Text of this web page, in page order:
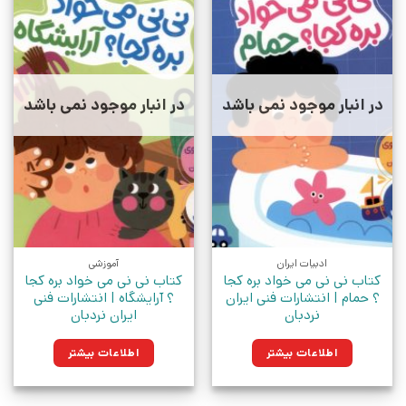
در انبار موجود نمی باشد
ادبیات ایران
کتاب نی نی می خواد بره کجا
؟ حمام | انتشارات فنی ایران
نردبان
اطلاعات بیشتر
در انبار موجود نمی باشد
آموزشی
کتاب نی نی می خواد بره کجا
؟ آرایشگاه | انتشارات فنی
ایران نردبان
اطلاعات بیشتر